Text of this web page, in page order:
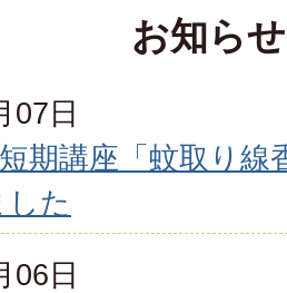
お知らせ
07日
期講座「蚊取り
した
06日